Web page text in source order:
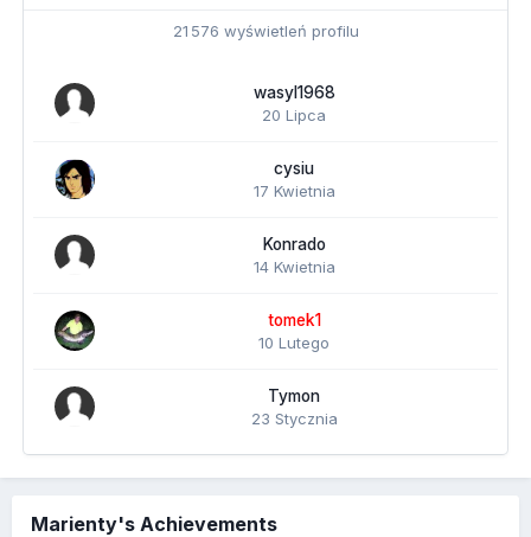
21 576 wyświetleń profilu
wasyl1968
20 Lipca
cysiu
17 Kwietnia
Konrado
14 Kwietnia
tomek1
10 Lutego
Tymon
23 Stycznia
Marienty's Achievements